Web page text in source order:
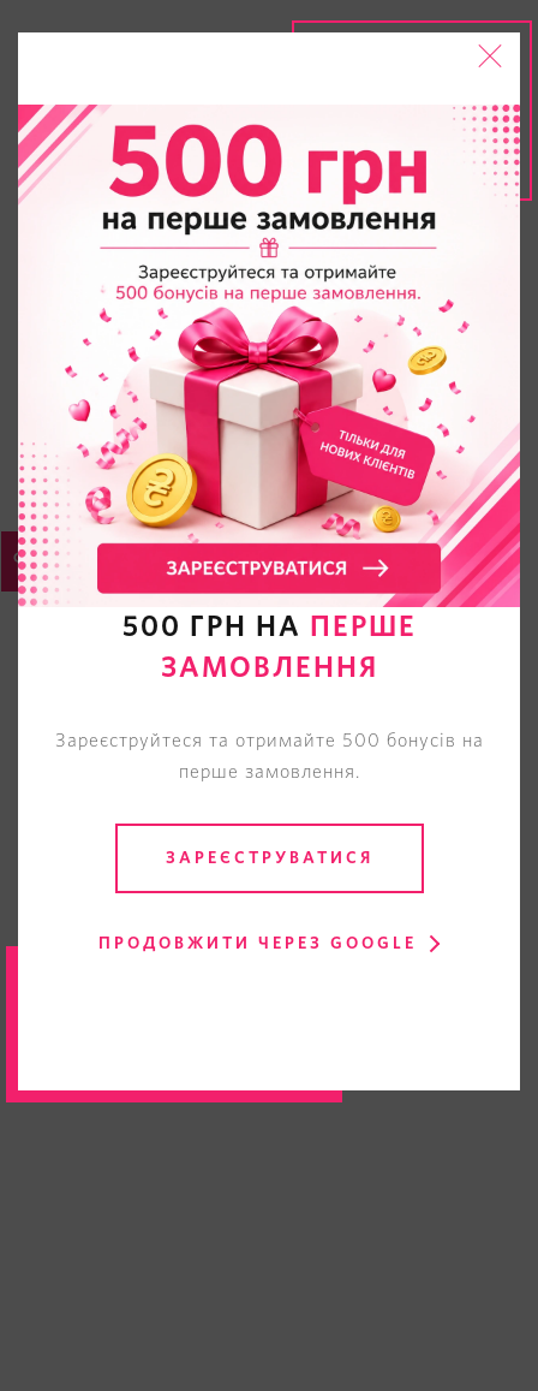
500 ГРН НА
ПЕРШЕ
ЗАМОВЛЕННЯ
Зареєструйтеся та отримайте 500 бонусів на
перше замовлення.
ЗАРЕЄСТРУВАТИСЯ
ПРОДОВЖИТИ ЧЕРЕЗ GOOGLE